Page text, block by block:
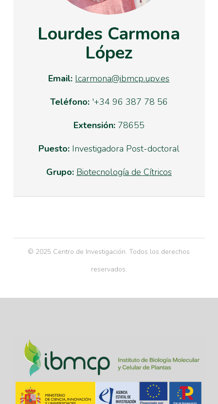
Lourdes Carmona
López
Email: lcarmona@ibmcp.upv.es
Teléfono:'+34 96 387 78 56
Extensión:78655
Puesto:Investigadora Post-doctoral
Grupo: Biotecnología de Cítricos
© 2025 Centro de Investigación. Todos los derechos
reservados.